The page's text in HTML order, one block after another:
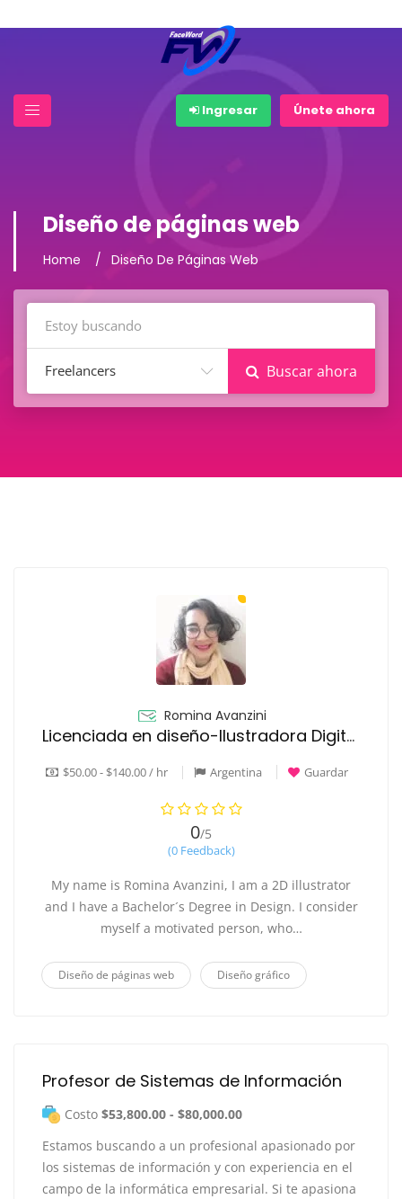
Ingresar Únete ahora
Diseño de páginas web
Home Diseño De Páginas Web
Freelancers Buscar ahora
Romina Avanzini
Licenciada en diseño-Ilustradora Digital-Animadora 2D
$50.00 - $140.00 / hr Argentina Guardar
0/5
(0 Feedback)
My name is Romina Avanzini, I am a 2D illustrator
and I have a Bachelor´s Degree in Design. I consider
myself a motivated person, who…
Diseño de páginas web Diseño gráfico
Profesor de Sistemas de Información
Costo $53,800.00 - $80,000.00
Estamos buscando a un profesional apasionado por
los sistemas de información y con experiencia en el
campo de la informática empresarial. Si te apasiona